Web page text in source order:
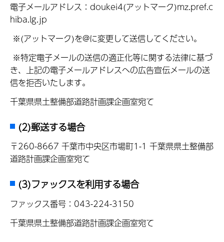
電子メールアドレス：doukei4(アットマーク)mz.pref.c
hiba.lg.jp
※(アットマーク)を@に変更して送信してください。
※特定電子メールの送信の適正化等に関する法律に基づ
き、上記の電子メールアドレスへの広告宣伝メールの送
信を拒否いたします。
千葉県県土整備部道路計画課企画室宛て
(2)郵送する場合
〒260-8667 千葉市中央区市場町1-1 千葉県県土整備部
道路計画課企画室宛て
(3)ファックスを利用する場合
ファックス番号：043-224-3150
千葉県県土整備部道路計画課企画室宛て